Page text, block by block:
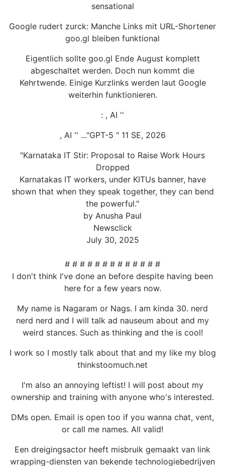
sensational
Google rudert zurck: Manche Links mit URL-Shortener
goo.gl bleiben funktional
Eigentlich sollte goo.gl Ende August komplett
abgeschaltet werden. Doch nun kommt die
Kehrtwende. Einige Kurzlinks werden laut Google
weiterhin funktionieren.
: , AI ''
, AI '' ..."GPT-5 " 11 SE, 2026
"Karnataka IT Stir: Proposal to Raise Work Hours
Dropped
Karnatakas IT workers, under KITUs banner, have
shown that when they speak together, they can bend
the powerful."
by Anusha Paul
Newsclick
July 30, 2025
# # # # # # # # # # # # #
I don't think I've done an before despite having been
here for a few years now.
My name is Nagaram or Nags. I am kinda 30. nerd
nerd nerd and I will talk ad nauseum about and my
weird stances. Such as thinking and the is cool!
I work so I mostly talk about that and my like my blog
thinkstoomuch.net
I'm also an annoying leftist! I will post about my
ownership and training with anyone who's interested.
DMs open. Email is open too if you wanna chat, vent,
or call me names. All valid!
Een dreigingsactor heeft misbruik gemaakt van link
wrapping-diensten van bekende technologiebedrijven